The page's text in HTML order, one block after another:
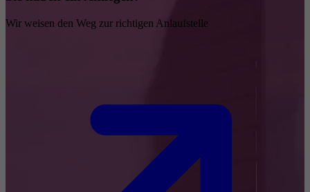
Wir weisen den Weg zur richtigen Anlaufstelle